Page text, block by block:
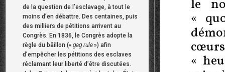
le
«
«
de la question de l’esclavage, à tout le
moins d’en débattre. Des centaines, puis
des milliers de pétitions arrivent au
Congrès. En 1836, le Congrès adopte la
règle du bâillon (« gag rule») afin
d’empêcher les pétitions des esclaves
réclamant leur liberté d’être discutées.